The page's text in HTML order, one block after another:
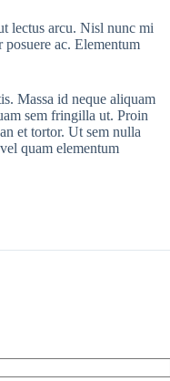
lectus arcu. Nisl nunc mi
ac. Elementum
Massa id neque aliquam
sem fringilla ut. Proin
et tortor. Ut sem nulla
quam elementum